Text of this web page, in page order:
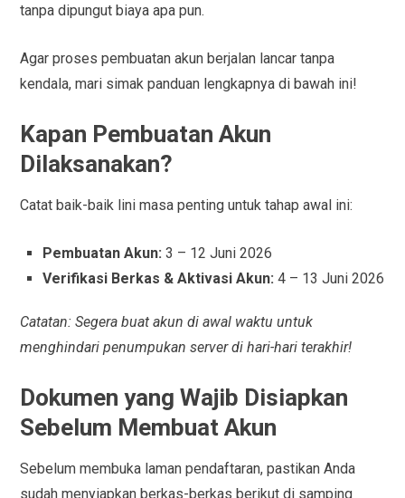
tanpa dipungut biaya apa pun.
Agar proses pembuatan akun berjalan lancar tanpa
kendala, mari simak panduan lengkapnya di bawah ini!
Kapan Pembuatan Akun
Dilaksanakan?
Catat baik-baik lini masa penting untuk tahap awal ini:
Pembuatan Akun: 3 – 12 Juni 2026
Verifikasi Berkas & Aktivasi Akun: 4 – 13 Juni 2026
Catatan: Segera buat akun di awal waktu untuk
menghindari penumpukan server di hari-hari terakhir!
Dokumen yang Wajib Disiapkan
Sebelum Membuat Akun
Sebelum membuka laman pendaftaran, pastikan Anda
sudah menyiapkan berkas-berkas berikut di samping